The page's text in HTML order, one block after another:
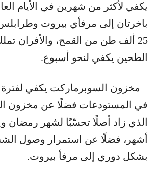
يكفي لأكثر من شهرين في الأيام
باخرتان إلى مرفأي بيروت
25 ألف طن من القمح، والأفران
الطحين يكفي لنحو أسبوع.
في المستودعات فضلًا عن مخزون
أشهر، فضلًا عن استمرار وصول
بشكل دوري إلى مرفأ بيروت.